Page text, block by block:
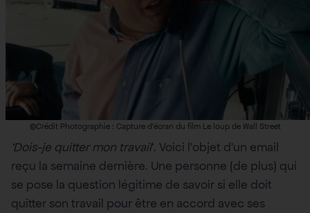
©Crédit Photographie : Capture d’écran du film Le loup de Wall Street
‘Dois-je quitter mon travail‘. Voici l’objet d’un email
reçu la semaine dernière. Une personne (de plus) qui
se pose la question légitime de savoir si elle doit
quitter son travail pour être en accord avec ses